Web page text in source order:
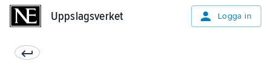
Uppslagsverket Logga in